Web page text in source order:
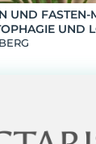
UND FASTEN-
UND